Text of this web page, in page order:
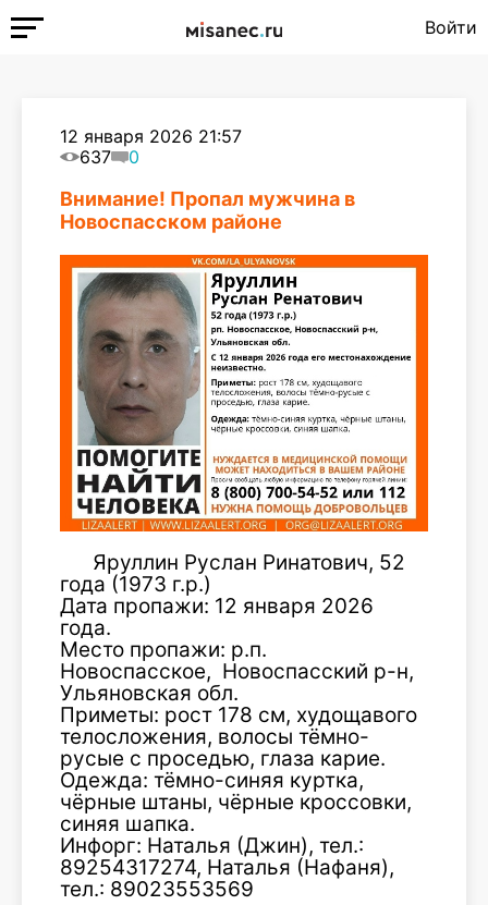
Войти
12 января 2026 21:57
637
0
Внимание! Пропал мужчина в
Новоспасском районе
Яруллин Руслан Ринатович, 52
года (1973 г.р.)
Дата пропажи: 12 января 2026
года.
Место пропажи: р.п.
Новоспасское, Новоспасский р-н,
Ульяновская обл.
Приметы: рост 178 см, худощавого
телосложения, волосы тёмно-
русые с проседью, глаза карие.
Одежда: тёмно-синяя куртка,
чёрные штаны, чёрные кроссовки,
синяя шапка.
Инфорг: Наталья (Джин), тел.:
89254317274, Наталья (Нафаня),
тел.: 89023553569